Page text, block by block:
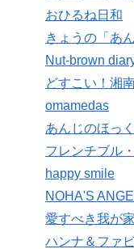
おひるね日和
きょうの「あ
Nut-brown
どすこい！湘
omamedas
あんじのほっ
フレンチブル
happy smile
NOHA'S
愛すべき我が
ハンナ＆ファ